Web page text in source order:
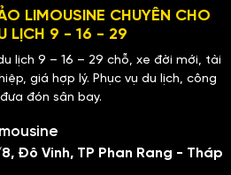
LIMOUSINE CHUYÊN CHO
LỊCH 9 - 16 - 29
lịch 9 – 16 – 29 chỗ, xe đời mới, tài
giá hợp lý. Phục vụ du lịch, công
đón sân bay.
Đô Vinh, TP Phan Rang - Tháp